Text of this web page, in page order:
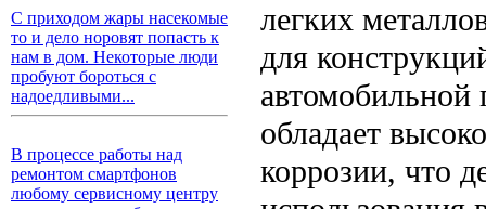
С приходом жары насекомые
то и дело норовят попасть к
нам в дом. Некоторые люди
пробуют бороться с
надоедливыми...
В процессе работы над
ремонтом смартфонов
любому сервисному центру
легких
для
обладает
коррозии, что